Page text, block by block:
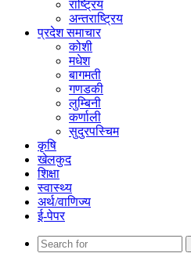
राष्ट्रिय
अन्तराष्ट्रिय
प्रदेश समाचार
कोशी
मधेश
बागमती
गणडकी
लुम्बिनी
कर्णाली
सुदुरपस्चिम
कृषि
खेलकुद
शिक्षा
स्वास्थ्य
अर्थ/वाणिज्य
ई-पेपर